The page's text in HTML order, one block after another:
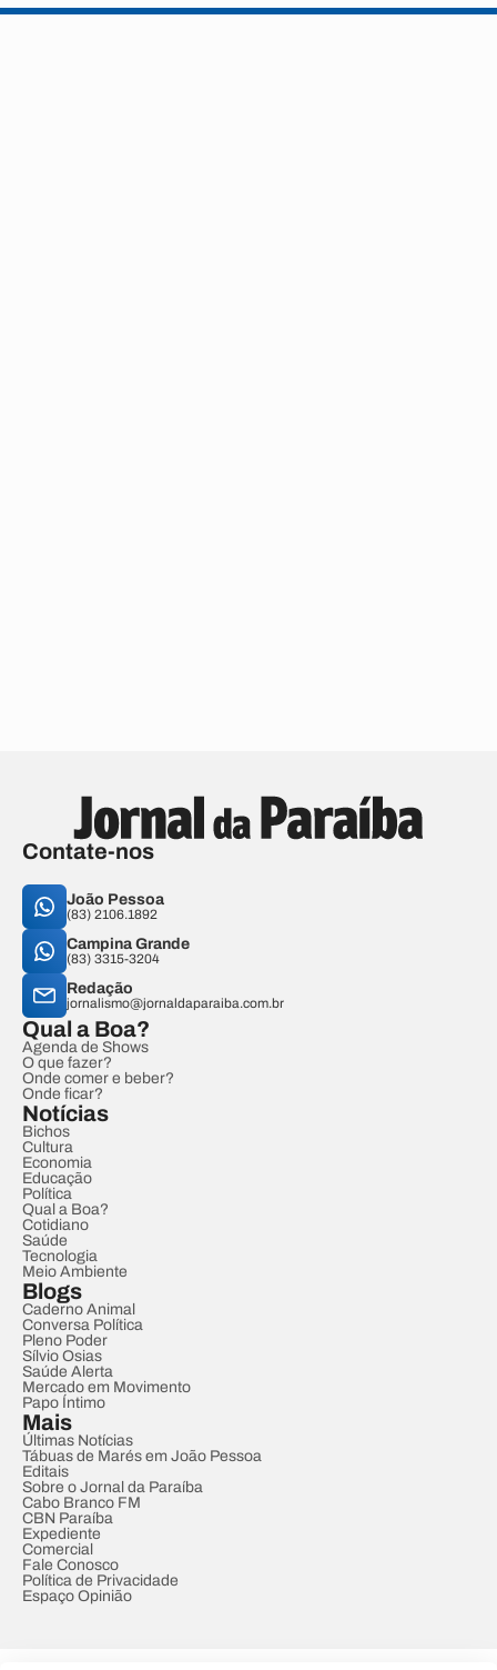
Contate-nos
João Pessoa
(83) 2106.1892
Campina Grande
(83) 3315-3204
Redação
jornalismo@jornaldaparaiba.com.br
Qual a Boa?
Agenda de Shows
O que fazer?
Onde comer e beber?
Onde ficar?
Notícias
Bichos
Cultura
Economia
Educação
Política
Qual a Boa?
Cotidiano
Saúde
Tecnologia
Meio Ambiente
Blogs
Caderno Animal
Conversa Política
Pleno Poder
Sílvio Osias
Saúde Alerta
Mercado em Movimento
Papo Íntimo
Mais
Últimas Notícias
Tábuas de Marés em João Pessoa
Editais
Sobre o Jornal da Paraíba
Cabo Branco FM
CBN Paraíba
Expediente
Comercial
Fale Conosco
Política de Privacidade
Espaço Opinião